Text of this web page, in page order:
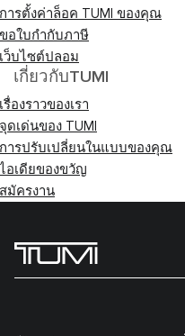
การตั้งค่าล็อค TUMI ของคุณ
ขอใบกำกับภาษี
เว็บไซต์ปลอม
เกี่ยวกับTUMI
เรื่องราวของเรา
จุดเด่นของ TUMI
การปรับเปลี่ยนในแบบของคุณ
ไอเดียของขวัญ
สมัครงาน